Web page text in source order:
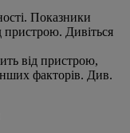
Показники
пристрою. Дивіться
від пристрою,
факторів. Див.